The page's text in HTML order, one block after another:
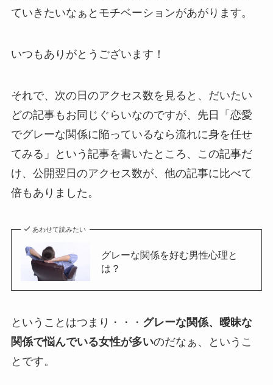
ていきたいなぁとモチベーションがあがります。
いつもありがとうございます！
それで、次の日のアクセス数を見ると、だいたい
どの記事もお同じぐらいなのですが、先日「恋愛
でグレーな関係に陥っているなら流れに身を任せ
てみる」という記事を書いたところ、この記事だ
け、公開翌日のアクセス数が、他の記事に比べて
倍もありました。
あわせて読みたい
グレーな関係を好む男性心理と
は？
ということはつまり・・・ グレーな関係、曖昧な
関係で悩んでいる女性が多いのだなぁ、というこ
とです。